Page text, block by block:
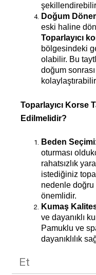
Doğum
Toparlayıcı
bölgesindeki
olabilir. Bu
doğum
Toparlayıcı Korse
Edilmelidir?
Beden Seçimi
oturması
rahatsızlık
istediğiniz
nedenle
önemlidir.
Kumaş
ve dayanıklı
Pamuklu ve
dayanıklılık